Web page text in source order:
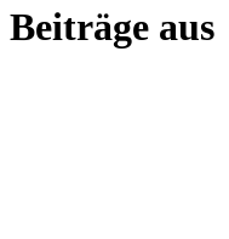
Beiträge aus